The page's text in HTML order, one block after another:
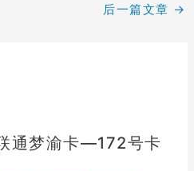
后一篇文章 →
通梦渝卡—172号卡